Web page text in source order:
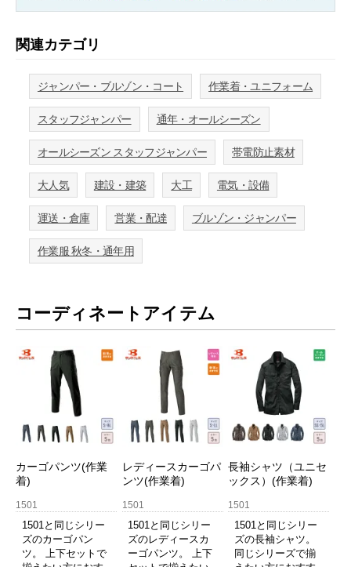
関連カテゴリ
ジャンパー・ブルゾン・コート 作業着・ユニフォーム
スタッフジャンパー 通年・オールシーズン
オールシーズン スタッフジャンパー 帯電防止素材
大人気 建設・建築 大工 電気・設備
運送・倉庫 営業・配達 ブルゾン・ジャンパー
作業服 秋冬・通年用
コーディネートアイテム
カーゴパンツ(作業
着)
1501
1501と同じシリー
ズのカーゴパン
ツ。 上下セットで
レディースカーゴパ
ンツ(作業着)
1501
1501と同じシリー
ズのレディースカ
ーゴパンツ。 上下
長袖シャツ（ユニセ
ックス）(作業着)
1501
1501と同じシリー
ズの長袖シャツ。
同じシリーズで揃